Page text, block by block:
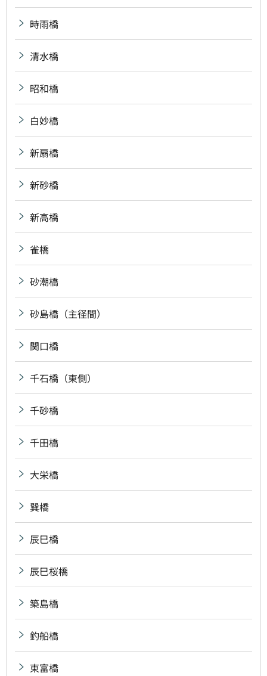
時雨橋
清水橋
昭和橋
白妙橋
新扇橋
新砂橋
新高橋
雀橋
砂潮橋
砂島橋（主径間）
関口橋
千石橋（東側）
千砂橋
千田橋
大栄橋
巽橋
辰巳橋
辰巳桜橋
築島橋
釣船橋
東富橋